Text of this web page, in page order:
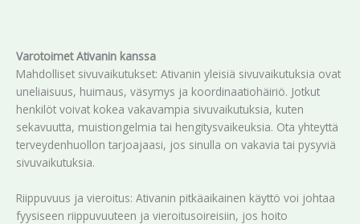
Varotoimet Ativanin kanssa
Mahdolliset sivuvaikutukset: Ativanin yleisiä sivuvaikutuksia ovat
uneliaisuus, huimaus, väsymys ja koordinaatiohäiriö. Jotkut
henkilöt voivat kokea vakavampia sivuvaikutuksia, kuten
sekavuutta, muistiongelmia tai hengitysvaikeuksia. Ota yhteyttä
terveydenhuollon tarjoajaasi, jos sinulla on vakavia tai pysyviä
sivuvaikutuksia.
Riippuvuus ja vieroitus: Ativanin pitkäaikainen käyttö voi johtaa
fyysiseen riippuvuuteen ja vieroitusoireisiin, jos hoito